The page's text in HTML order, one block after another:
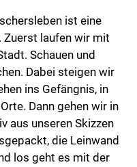
ist eine
Zuerst laufen wir mit
Schauen und
Dabei steigen wir
ins Gefängnis, in
Dann gehen wir in
aus unseren Skizzen
die Leinwand
los geht es mit der